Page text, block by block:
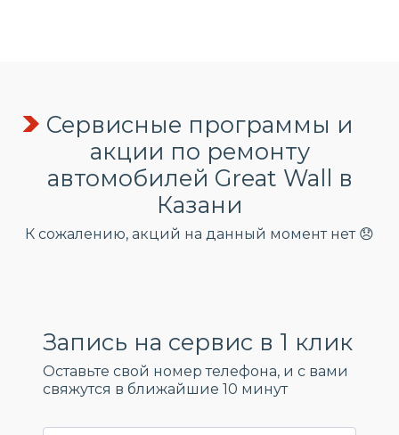
Сервисные программы и
акции по ремонту
автомобилей Great Wall в
Казани
К сожалению, акций на данный момент нет 😞
Запись на сервис в 1 клик
Оставьте свой номер телефона, и c вами
свяжутся в ближайшие 10 минут